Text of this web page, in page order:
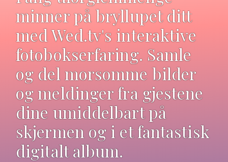
minner på bryllupet ditt
med Wed.tv's interaktive
fotobokserfaring. Samle
og del morsomme bilder
og meldinger fra gjestene
dine umiddelbart på
skjermen og i et fantastisk
digitalt album.